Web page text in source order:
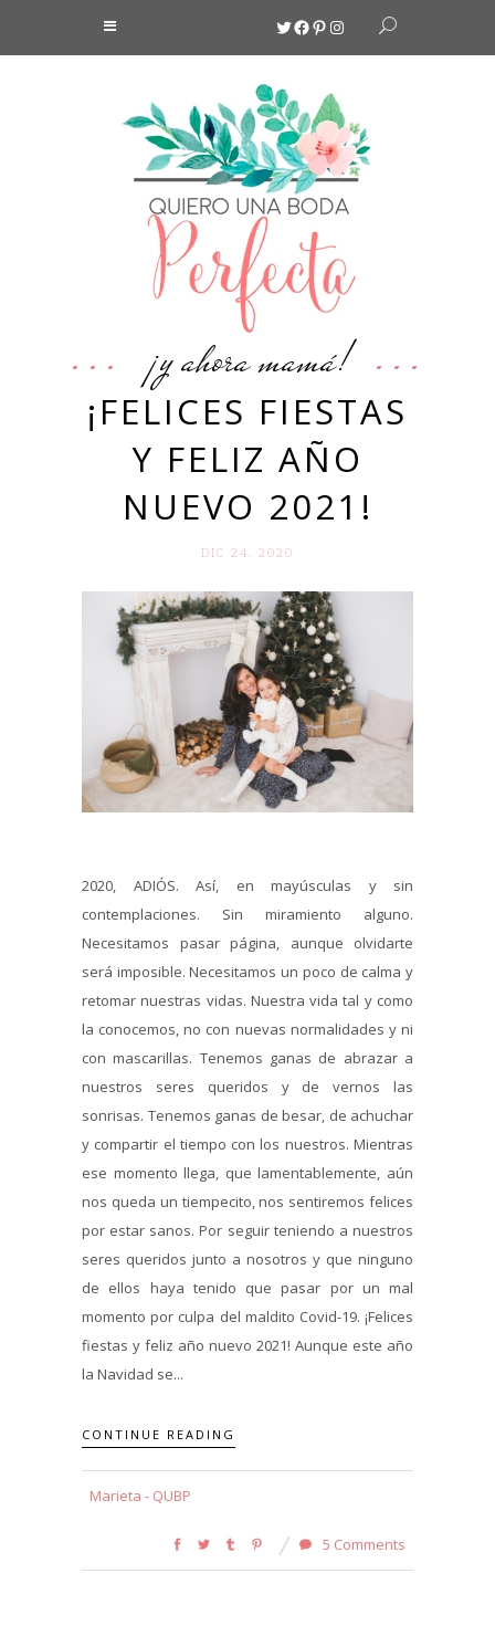
Twitter
Facebook
Pinterest
Instagram
¡y ahora mamá!
¡FELICES FIESTAS
Y FELIZ AÑO
NUEVO 2021!
DIC 24. 2020
2020, ADIÓS. Así, en mayúsculas y sin
contemplaciones. Sin miramiento alguno.
Necesitamos pasar página, aunque olvidarte
será imposible. Necesitamos un poco de calma y
retomar nuestras vidas. Nuestra vida tal y como
la conocemos, no con nuevas normalidades y ni
con mascarillas. Tenemos ganas de abrazar a
nuestros seres queridos y de vernos las
sonrisas. Tenemos ganas de besar, de achuchar
y compartir el tiempo con los nuestros. Mientras
ese momento llega, que lamentablemente, aún
nos queda un tiempecito, nos sentiremos felices
por estar sanos. Por seguir teniendo a nuestros
seres queridos junto a nosotros y que ninguno
de ellos haya tenido que pasar por un mal
momento por culpa del maldito Covid-19. ¡Felices
fiestas y feliz año nuevo 2021! Aunque este año
la Navidad se...
CONTINUE READING
Marieta - QUBP
5 Comments